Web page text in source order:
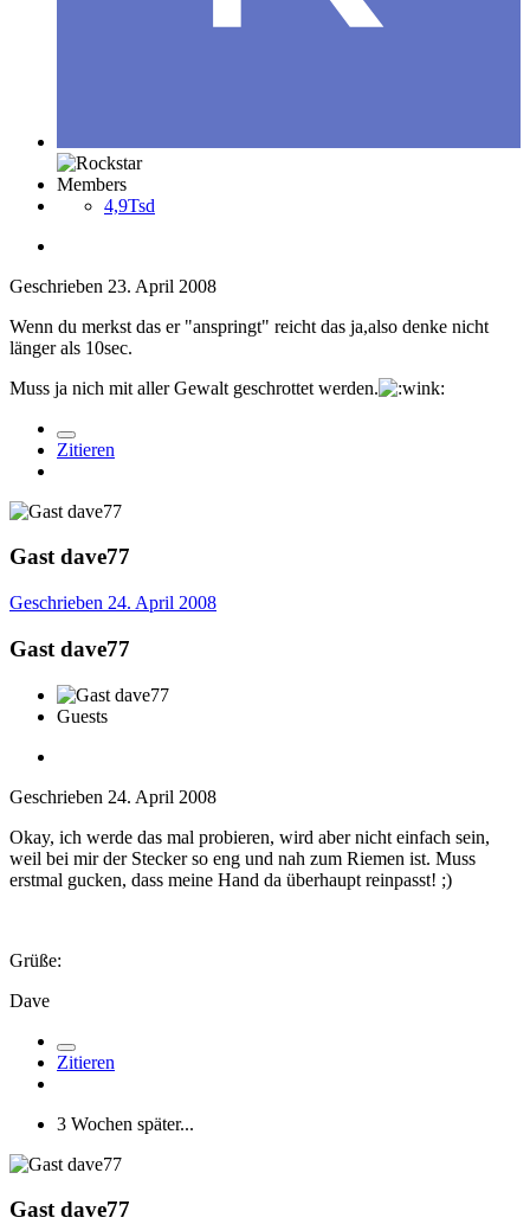
Members
4,9Tsd
Geschrieben 23. April 2008
Wenn du merkst das er "anspringt" reicht das ja,also denke nicht
länger als 10sec.
Muss ja nich mit aller Gewalt geschrottet werden.
Zitieren
Gast dave77
Geschrieben 24. April 2008
Gast dave77
Guests
Geschrieben 24. April 2008
Okay, ich werde das mal probieren, wird aber nicht einfach sein,
weil bei mir der Stecker so eng und nah zum Riemen ist. Muss
erstmal gucken, dass meine Hand da überhaupt reinpasst! ;)
Grüße:
Dave
Zitieren
3 Wochen später...
Gast dave77